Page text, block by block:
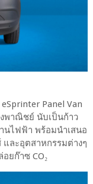
Panel Van
พาณิชย์ นับเป็นก้าว
นไฟฟ้า พร้อมนำเสนอ
และอุตสาหกรรมต่างๆ
ยก๊าซ CO₂